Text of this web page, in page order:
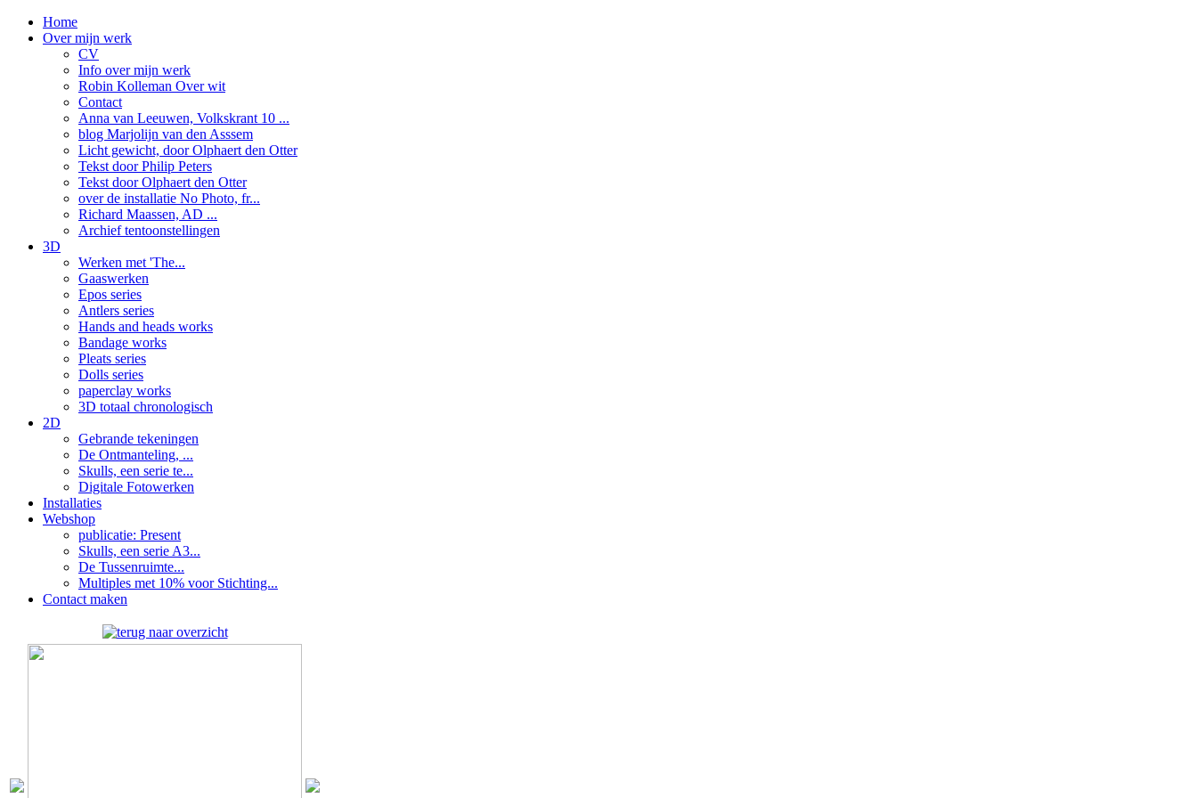
Home
Over mijn werk
CV
Info over mijn werk
Robin Kolleman Over wit
Contact
Anna van Leeuwen, Volkskrant 10 ...
blog Marjolijn van den Asssem
Licht gewicht, door Olphaert den Otter
Tekst door Philip Peters
Tekst door Olphaert den Otter
over de installatie No Photo, fr...
Richard Maassen, AD ...
Archief tentoonstellingen
3D
Werken met 'The...
Gaaswerken
Epos series
Antlers series
Hands and heads works
Bandage works
Pleats series
Dolls series
paperclay works
3D totaal chronologisch
2D
Gebrande tekeningen
De Ontmanteling, ...
Skulls, een serie te...
Digitale Fotowerken
Installaties
Webshop
publicatie: Present
Skulls, een serie A3...
De Tussenruimte...
Multiples met 10% voor Stichting...
Contact maken